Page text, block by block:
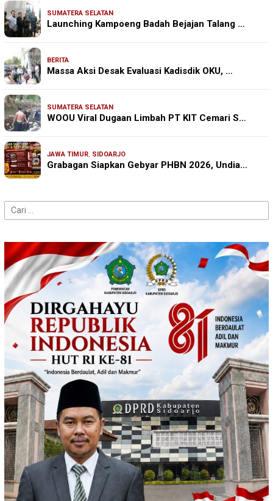
SUMATERA SELATAN
Launching Kampoeng Badah Bejajan Talang …
BERITA
Massa Aksi Desak Evaluasi Kadisdik OKU, …
SUMATERA SELATAN
WOOU Viral Dugaan Limbah PT KIT Cemari S…
JAWA TIMUR, SIDOARJO
Grabagan Siapkan Gebyar PHBN 2026, Undia…
Cari
untuk: